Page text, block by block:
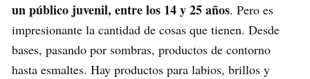
un público juvenil, entre los 14 y 25 años. Pero es
impresionante la cantidad de cosas que tienen. Desde
bases, pasando por sombras, productos de contorno
hasta esmaltes. Hay productos para labios, brillos y